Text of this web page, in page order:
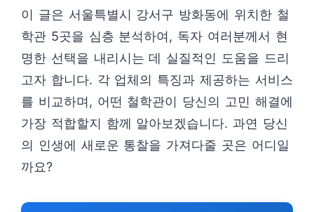
이 글은 서울특별시 강서구 방화동에 위치한 철
학관 5곳을 심층 분석하여, 독자 여러분께서 현
명한 선택을 내리시는 데 실질적인 도움을 드리
고자 합니다. 각 업체의 특징과 제공하는 서비스
를 비교하며, 어떤 철학관이 당신의 고민 해결에
가장 적합할지 함께 알아보겠습니다. 과연 당신
의 인생에 새로운 통찰을 가져다줄 곳은 어디일
까요?